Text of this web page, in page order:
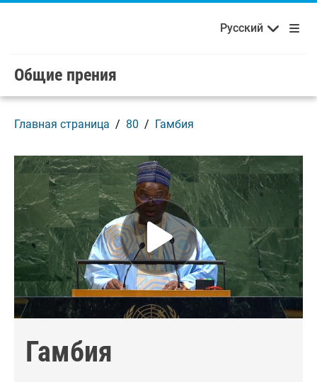
Skip to main content / navigation
Добро пожаловать в ООН! Français Русский
Русский
Общие прения
Главная страница 80 Гамбия
Гамбия